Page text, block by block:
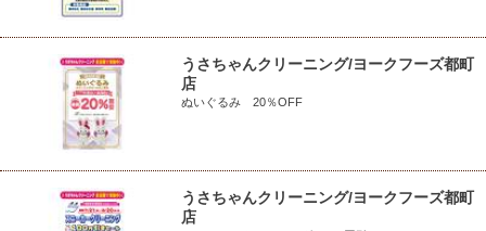
うさちゃんクリーニング/ヨークフーズ都町
店
ぬいぐるみ 20％OFF
うさちゃんクリーニング/ヨークフーズ都町
店